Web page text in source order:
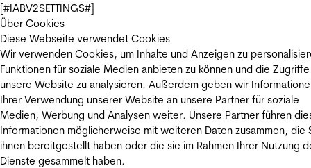
[#IABV2SETTINGS#]
Über Cookies
Diese Webseite verwendet Cookies
Wir verwenden Cookies, um Inhalte und Anzeigen zu
Funktionen für soziale Medien anbieten zu können und die
unsere Website zu analysieren. Außerdem geben wir
Ihrer Verwendung unserer Website an unsere Partner für soziale
Medien, Werbung und Analysen weiter. Unsere Partner führen
Informationen möglicherweise mit weiteren Daten zusammen, die
ihnen bereitgestellt haben oder die sie im Rahmen Ihrer Nutzung
Dienste gesammelt haben.